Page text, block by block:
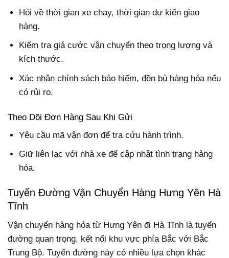
Hỏi về thời gian xe chạy, thời gian dự kiến giao
hàng.
Kiểm tra giá cước vận chuyển theo trọng lượng và
kích thước.
Xác nhận chính sách bảo hiểm, đền bù hàng hóa nếu
có rủi ro.
Theo Dõi Đơn Hàng Sau Khi Gửi
Yêu cầu mã vận đơn để tra cứu hành trình.
Giữ liên lạc với nhà xe để cập nhật tình trạng hàng
hóa.
Tuyến Đường Vận Chuyển Hàng Hưng Yên Hà
Tĩnh
Vận chuyển hàng hóa từ Hưng Yên đi Hà Tĩnh là tuyến
đường quan trọng, kết nối khu vực phía Bắc với Bắc
Trung Bộ. Tuyến đường này có nhiều lựa chọn khác